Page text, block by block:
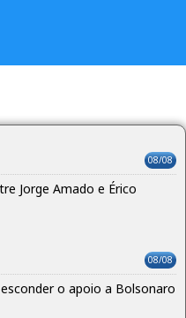
08/08
Jorge Amado e Érico
08/08
o apoio a Bolsonaro